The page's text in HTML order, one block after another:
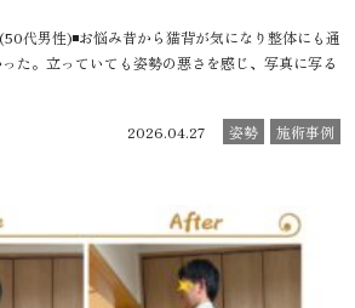
代男性)◾️お悩み昔から猫背が気になり整体にも通
た。立っていても姿勢の悪さを感じ、写真に写る
2026.04.27 姿勢 施術事例